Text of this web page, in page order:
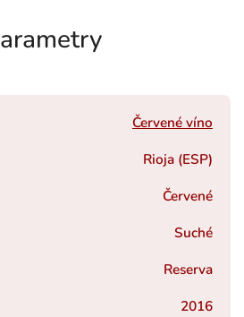
Červené víno
Rioja (ESP)
Červené
Suché
Reserva
2016